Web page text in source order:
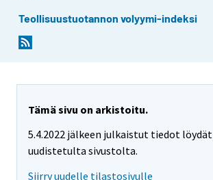
Teollisuustuotannon volyymi-indeksi
Tämä sivu on arkistoitu.
5.4.2022 jälkeen julkaistut tiedot löydät
uudistetulta sivustolta.
Siirry uudelle tilastosivulle